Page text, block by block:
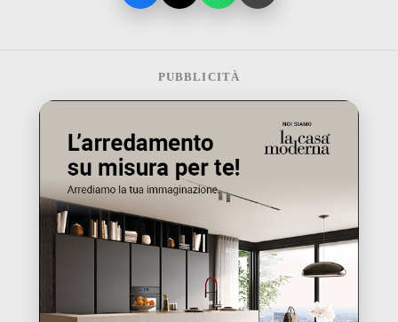
PUBBLICITÀ